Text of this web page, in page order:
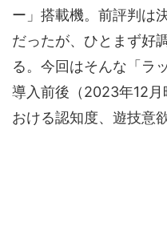
ー」搭載機。前評判は
だったが、ひとまず好
る。今回はそんな「ラ
導入前後（2023年12
おける認知度、遊技意